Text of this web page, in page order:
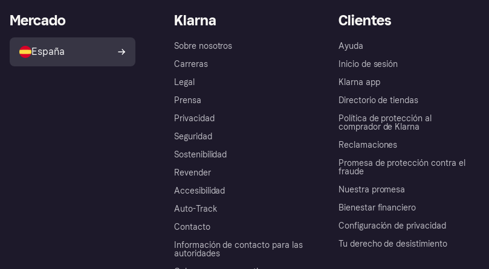
Klarna
Sobre nosotros
Carreras
Legal
Prensa
Privacidad
Seguridad
Sostenibilidad
Revender
Accesibilidad
Auto-Track
Contacto
Información de contacto para las
autoridades
Clientes
Ayuda
Inicio de sesión
Klarna app
Directorio de tiendas
Política de protección al
comprador de Klarna
Reclamaciones
Promesa de protección contra el
fraude
Nuestra promesa
Bienestar financiero
Configuración de privacidad
Tu derecho de desistimiento
Mercado
España